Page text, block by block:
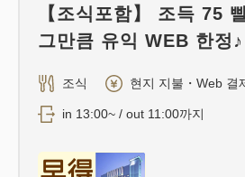
【조식포함】 조득 75
그만큼 유익 WEB 한정♪
조식 현지 지불・Web 결
in 13:00~ / out 11:00까지